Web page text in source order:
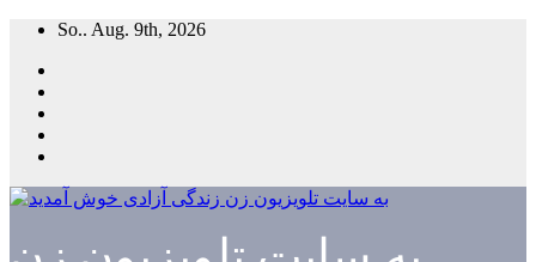
Zum
springen
So.. Aug. 9th, 2026